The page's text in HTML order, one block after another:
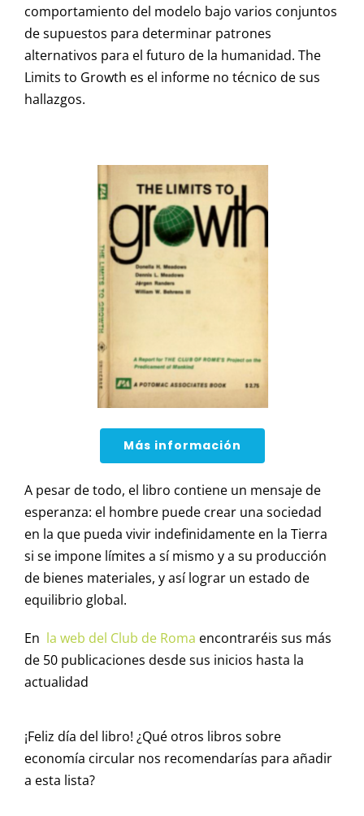
comportamiento del modelo bajo varios conjuntos
de supuestos para determinar patrones
alternativos para el futuro de la humanidad. The
Limits to Growth es el informe no técnico de sus
hallazgos.
Más información
A pesar de todo, el libro contiene un mensaje de
esperanza: el hombre puede crear una sociedad
en la que pueda vivir indefinidamente en la Tierra
si se impone límites a sí mismo y a su producción
de bienes materiales, y así lograr un estado de
equilibrio global.
En la web del Club de Roma encontraréis sus más
de 50 publicaciones desde sus inicios hasta la
actualidad
¡Feliz día del libro! ¿Qué otros libros sobre
economía circular nos recomendarías para añadir
a esta lista?